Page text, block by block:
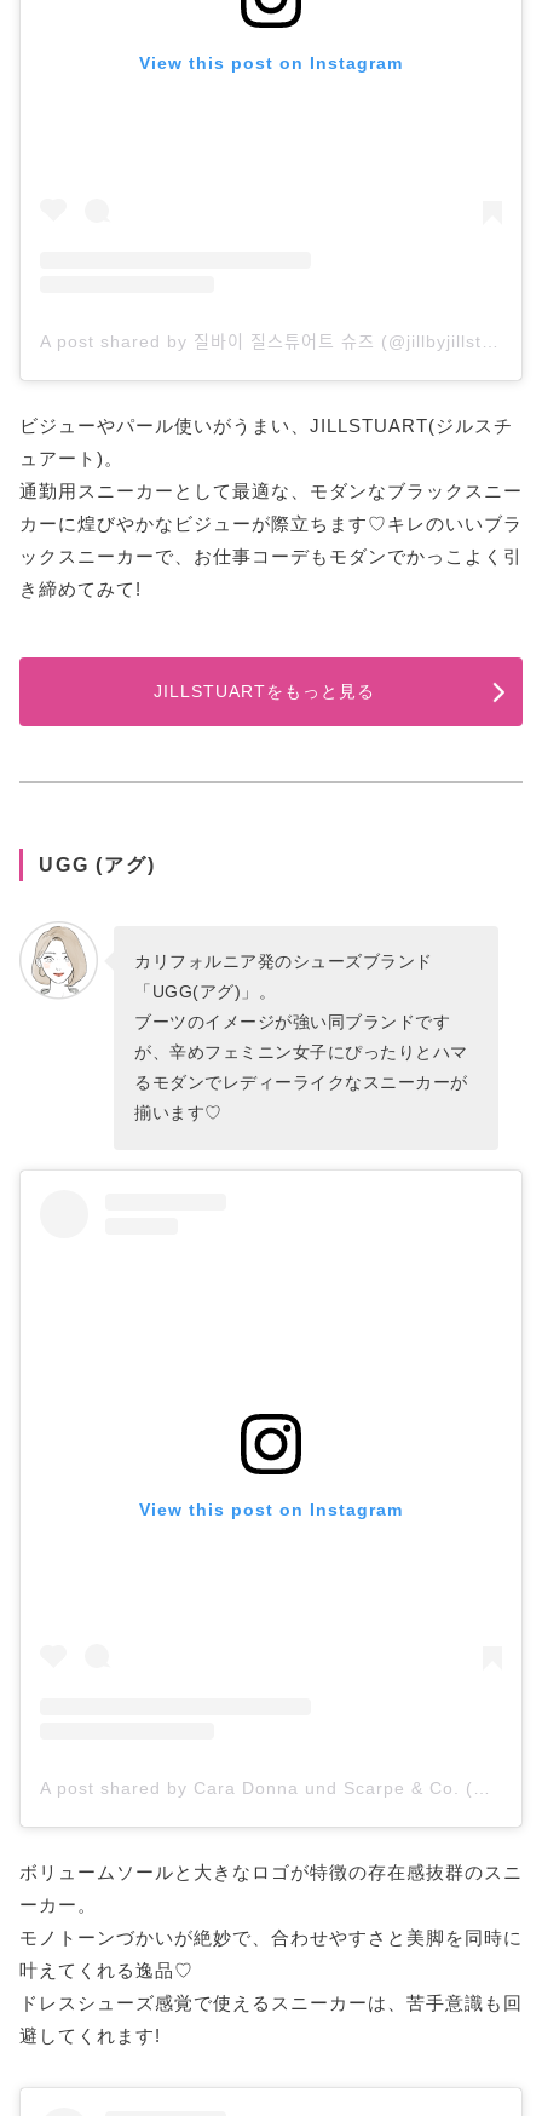
View this post on Instagram
A post shared by 질바이 질스튜어트 슈즈 (@jillbyjillstuartshoes)
ビジューやパール使いがうまい、JILLSTUART(ジルスチ
ュアート)。
通勤用スニーカーとして最適な、モダンなブラックスニー
カーに煌びやかなビジューが際立ちます♡キレのいいブラ
ックスニーカーで、お仕事コーデもモダンでかっこよく引
き締めてみて!
JILLSTUARTをもっと見る
UGG (アグ)
カリフォルニア発のシューズブランド
「UGG(アグ)」。
ブーツのイメージが強い同ブランドです
が、辛めフェミニン女子にぴったりとハマ
るモダンでレディーライクなスニーカーが
揃います♡
View this post on Instagram
ボリュームソールと大きなロゴが特徴の存在感抜群のスニ
ーカー。
モノトーンづかいが絶妙で、合わせやすさと美脚を同時に
叶えてくれる逸品♡
ドレスシューズ感覚で使えるスニーカーは、苦手意識も回
避してくれます!